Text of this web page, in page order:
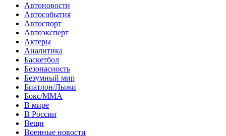
Автоновости
Автособытия
Автоспорт
Автоэксперт
Актеры
Аналитика
Баскетбол
Безопасность
Безумный мир
Биатлон/Лыжи
Бокс/MMA
В мире
В России
Вещи
Военные новости